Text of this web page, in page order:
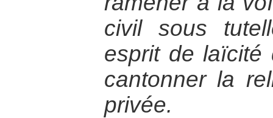
civil sous
esprit de laïcité
cantonner la
privée.